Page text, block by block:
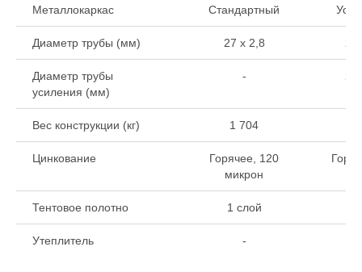
Металлокаркас Стандартный
Диаметр трубы (мм) 27 х 2,8
Диаметр трубы
усиления (мм)
-
Вес конструкции (кг) 1 704
Цинкование
Горячее, 120
микрон
Тентовое полотно 1 слой
Утеплитель -